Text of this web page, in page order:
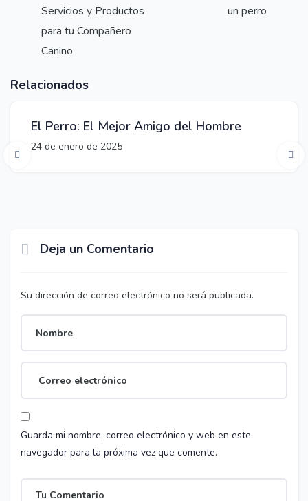
Servicios y Productos
para tu Compañero
Canino
un perro
Relacionados
Articulos,
El Perro: El Mejor Amigo del Hombre
24 de enero de 2025
Deja un Comentario
Su dirección de correo electrónico no será publicada.
Guarda mi nombre, correo electrónico y web en este
navegador para la próxima vez que comente.